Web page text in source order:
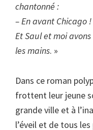
chantonné :
– En avant Chicago !
Et Saul et moi
les mains. »
Dans ce roman
frottent leur jeune
grande ville et à
l’éveil et de tous